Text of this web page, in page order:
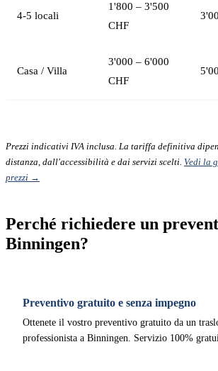
4-5 locali
1'800 – 3'500
CHF
Casa / Villa
3'000 – 6'000
CHF
Prezzi indicativi IVA inclusa. La tariffa definitiva
distanza, dall'accessibilità e dai servizi scelti. Vedi la
prezzi →
Perché richiedere un
Binningen?
Preventivo gratuito e senza impegno
Ottenete il vostro preventivo gratuito da un
professionista a Binningen. Servizio 100%